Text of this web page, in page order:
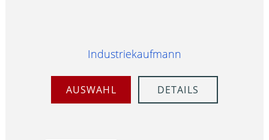
Industriekaufmann
AUSWAHL DETAILS